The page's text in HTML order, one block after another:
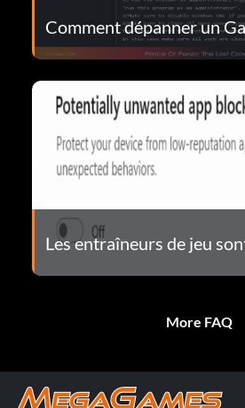
Comment dépanner un
Les entraîneurs de jeu
More FAQ